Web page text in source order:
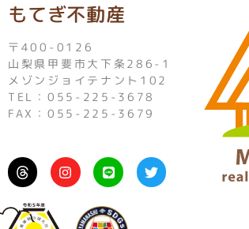
もてぎ不動産
〒400-0126
山梨県甲斐市大下条286-1
メゾンジョイテナント102
TEL：055-225-3678
FAX：055-225-3679
I
n
s
L
i
n
e
T
w
i